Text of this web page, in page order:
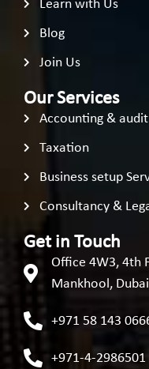
Learn with Us
Blog
Join Us
Our Services
Accounting & audit
Taxation
Business setup
Consultancy &
Get in Touch
Office 4W3, 4th
Mankhool, Dubai
+971 58 143
+971-4-2986501